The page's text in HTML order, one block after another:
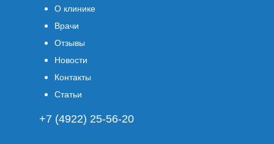
О клинике
Врачи
Отзывы
Новости
Контакты
Статьи
+7 (4922) 25-56-20